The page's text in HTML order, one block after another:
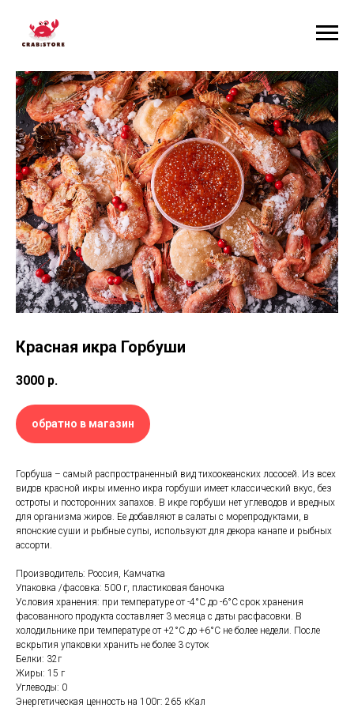
Красная икра Горбуши
3000 р.
обратно в магазин
Горбуша – самый распространенный вид тихоокеанских лососей. Из всех
видов красной икры именно икра горбуши имеет классический вкус, без
остроты и посторонних запахов. В икре горбуши нет углеводов и вредных
для организма жиров. Ее добавляют в салаты с морепродуктами, в
японские суши и рыбные супы, используют для декора канапе и рыбных
ассорти.
Производитель: Россия, Камчатка
Упаковка /фасовка: 500 г, пластиковая баночка
Условия хранения: при температуре от -4°С до -6°С срок хранения
фасованного продукта составляет 3 месяца с даты расфасовки. В
холодильнике при температуре от +2°С до +6°С не более недели. После
вскрытия упаковки хранить не более 3 суток
Белки: 32г
Жиры: 15 г
Углеводы: 0
Энергетическая ценность на 100г: 265 кКал